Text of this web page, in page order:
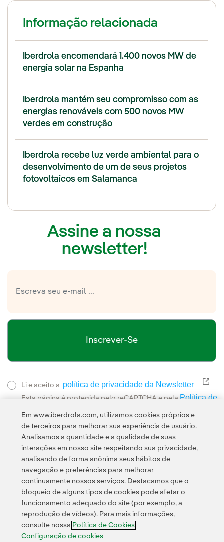
Informação relacionada
Iberdrola encomendará 1.400 novos MW de
energia solar na Espanha
Iberdrola mantém seu compromisso com as
energias renováveis com 500 novos MW
verdes em construção
Iberdrola recebe luz verde ambiental para o
desenvolvimento de um de seus projetos
fotovoltaicos em Salamanca
Assine a nossa
newsletter!
Inscrever-Se
Li e aceito a política de privacidade da Newsletter Link
Esta página é protegida pelo reCAPTCHA e pela Política de
Contato Clientes Política de Privacidade Informação legal
Transparência no uso da IA Política de cookies Configuração de cookies
Acessibilidade Canal de denúncias
Em www.iberdrola.com, utilizamos cookies próprios e
de terceiros para melhorar sua experiência de usuário.
Analisamos a quantidade e a qualidade de suas
interações em nosso site respeitando sua privacidade,
analisando de forma anônima seus hábitos de
navegação e preferências para melhorar
continuamente nossos serviços. Destacamos que o
bloqueio de alguns tipos de cookies pode afetar o
funcionamento adequado do site (por exemplo, a
reprodução de vídeos). Para mais informações,
consulte nossa Política de Cookies
Configuração de cookies